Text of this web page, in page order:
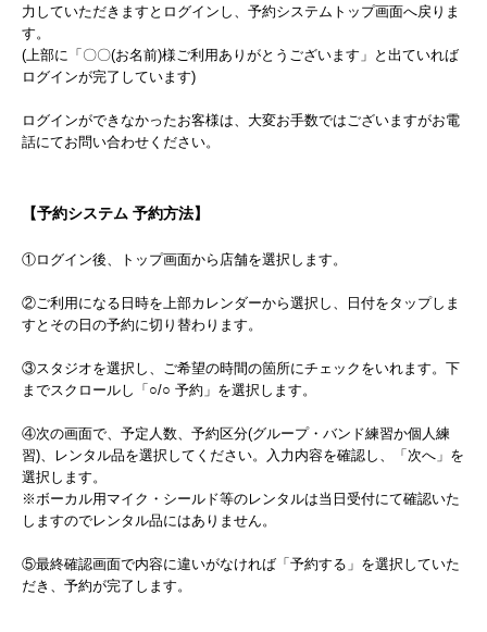
力していただきますとログインし、予約システムトップ画面へ戻りま
す。
(上部に「〇〇(お名前)様ご利用ありがとうございます」と出ていれば
ログインが完了しています)
ログインができなかったお客様は、大変お手数ではございますがお電
話にてお問い合わせください。
【予約システム 予約方法】
①ログイン後、トップ画面から店舗を選択します。
②ご利用になる日時を上部カレンダーから選択し、日付をタップしま
すとその日の予約に切り替わります。
③スタジオを選択し、ご希望の時間の箇所にチェックをいれます。下
までスクロールし「○/○ 予約」を選択します。
④次の画面で、予定人数、予約区分(グループ・バンド練習か個人練
習)、レンタル品を選択してください。入力内容を確認し、「次へ」を
選択します。
※ボーカル用マイク・シールド等のレンタルは当日受付にて確認いた
しますのでレンタル品にはありません。
⑤最終確認画面で内容に違いがなければ「予約する」を選択していた
だき、予約が完了します。